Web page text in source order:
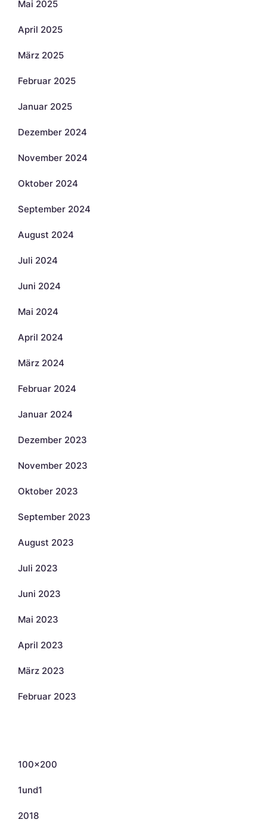
Mai 2025
April 2025
März 2025
Februar 2025
Januar 2025
Dezember 2024
November 2024
Oktober 2024
September 2024
August 2024
Juli 2024
Juni 2024
Mai 2024
April 2024
März 2024
Februar 2024
Januar 2024
Dezember 2023
November 2023
Oktober 2023
September 2023
August 2023
Juli 2023
Juni 2023
Mai 2023
April 2023
März 2023
Februar 2023
100×200
1und1
2018